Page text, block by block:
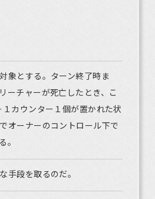
象とする。ターン終了時ま
ーチャーが死亡したとき、こ
カウンター１個が置かれた状
オーナーのコントロール下で
。
手段を取るのだ。